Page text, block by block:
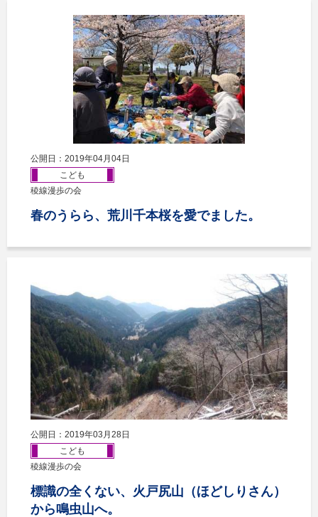
公開日：2019年04月04日
こども
稜線漫歩の会
春のうらら、荒川千本桜を愛でました。
公開日：2019年03月28日
こども
稜線漫歩の会
標識の全くない、火戸尻山（ほどしりさん）
から鳴虫山へ。